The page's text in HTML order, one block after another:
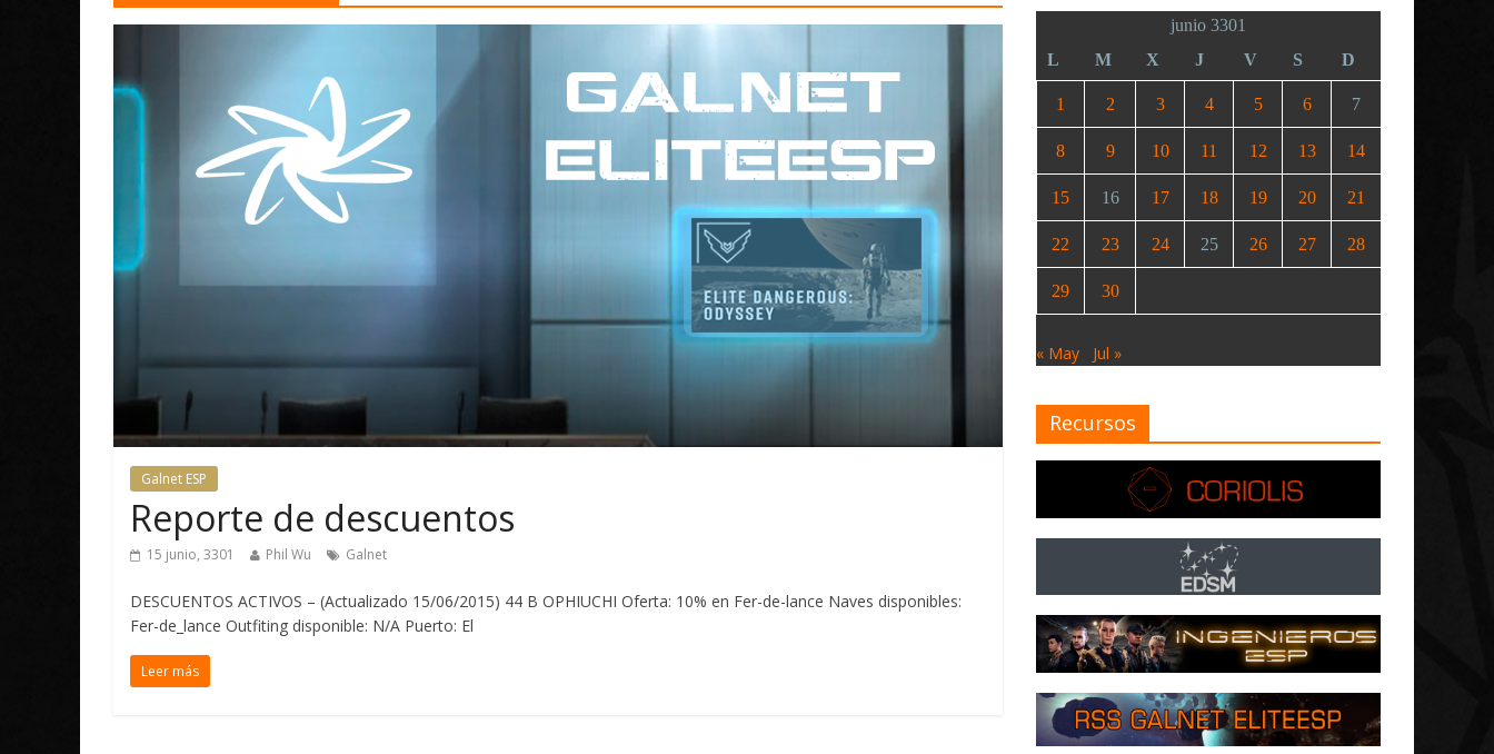
Galnet ESP
Reporte de descuentos
15 junio, 3301 Phil Wu Galnet
DESCUENTOS ACTIVOS – (Actualizado 15/06/2015) 44 B OPHIUCHI Oferta: 10% en Fer-de-lance Naves disponibles:
Fer-de_lance Outfiting disponible: N/A Puerto: El
Leer más
junio 3301
L
M X J V S D
1 2 3 4 5 6 7
8 9 10 11 12 13 14
15 16 17 18 19 20 21
22 23 24 25 26 27 28
29 30
« May Jul »
Recursos